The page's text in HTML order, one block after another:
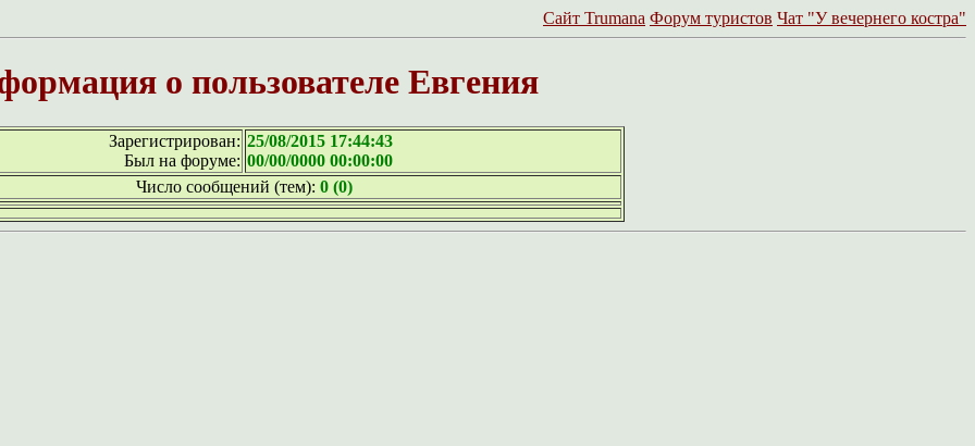
Сайт Trumanа Форум туристов Чат "У вечернего костра"
о пользователе Евгения
Зарегистрирован:
Был на форуме:
25/08/2015 17:44:43
00/00/0000 00:00:00
Число сообщений (тем): 0 (0)